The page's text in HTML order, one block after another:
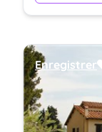
Enregistrer